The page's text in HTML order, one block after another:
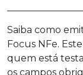
Saiba como
Focus NFe.
quem está
os campos